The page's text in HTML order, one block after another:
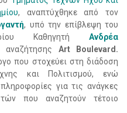
, αναπτύχθηκε από τον
, υπό την επίβλεψη του
Καθηγητή Ανδρέα
Art Boulevard.
που στοχεύει στη διάδοση
και Πολιτισμού, ενώ
για τις ανάγκες
που αναζητούν τέτοιο